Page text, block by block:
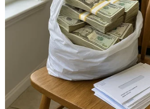
Ban Chỉ huy Phòng, chống thiên
nạn và Phòng thủ dân sự tỉnh
động triển khai các biện pháp
cho các tuyến đê biển, đê cửa